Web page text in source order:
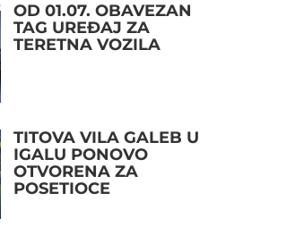
OD 01.07. OBAVEZAN
TAG UREĐAJ ZA
TERETNA VOZILA
TITOVA VILA GALEB U
IGALU PONOVO
OTVORENA ZA
POSETIOCE